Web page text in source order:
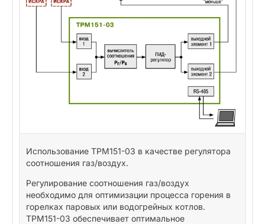
Использование ТРМ151-03 в качестве регулятора
соотношения газ/воздух.
Регулирование соотношения газ/воздух
необходимо для оптимизации процесса горения в
горелках паровых или водогрейных котлов.
ТРМ151-03 обеспечивает оптимальное